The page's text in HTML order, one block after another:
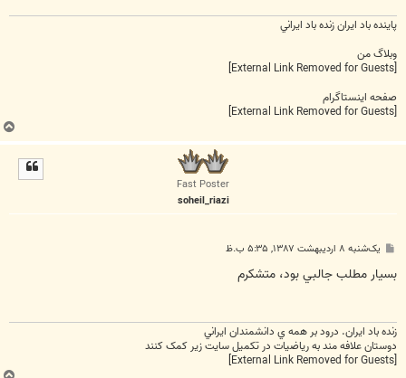
پاينده باد ايران زنده باد ايراني
وبلاگ من
[External Link Removed for Guests]
صفحه اینستاگرام
[External Link Removed for Guests]
Fast Poster
soheil_riazi
ت
یک‌شنبه ۸ اردیبهشت ۱۳۸۷, ۵:۳۵ ب.ظ
بسيار مطلب جالبي بود، متشکرم
زنده باد ايران. درود بر همه ي دانشمندان ايراني
دوستان علافه مند به ریاضیات در تکمیل سایت زیر کمک کنند
[External Link Removed for Guests]